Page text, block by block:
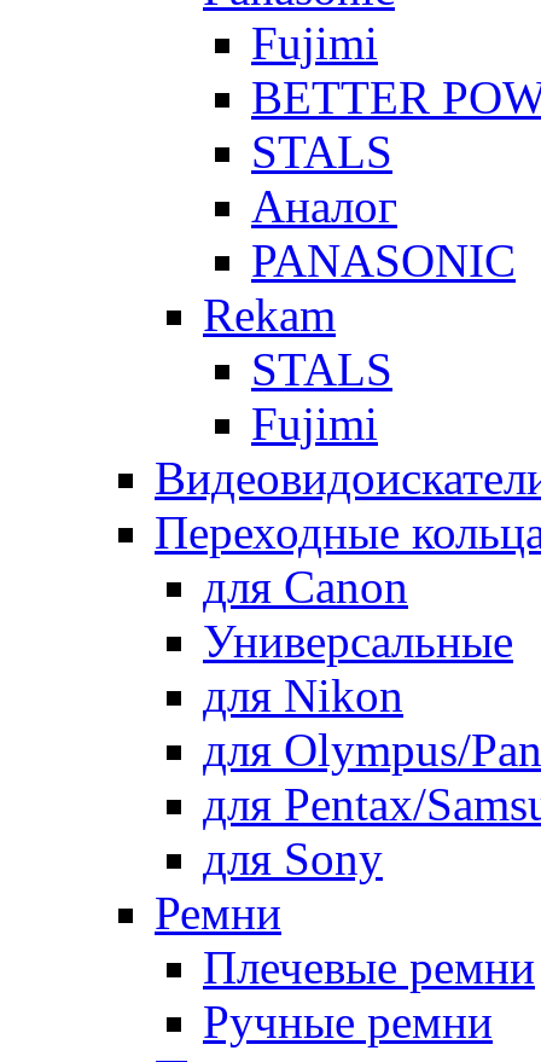
Fujimi
BETTER
STALS
Аналог
PANASONIC
Rekam
STALS
Fujimi
Переходные
для Canon
Универсальные
для Nikon
для Olympus/
для Pentax/
для Sony
Ремни
Плечевые ремни
Ручные ремни